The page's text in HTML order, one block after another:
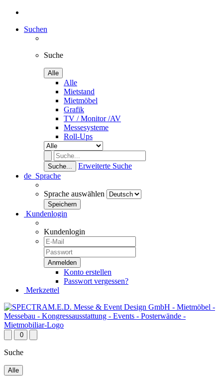
Suchen
Suche
Alle
Alle
Mietstand
Mietmöbel
Grafik
TV / Monitor /AV
Messesysteme
Roll-Ups
Suche...
Erweiterte Suche
de Sprache
Sprache auswählen
Kundenlogin
Kundenlogin
Konto erstellen
Passwort vergessen?
Merkzettel
0
Suche
Alle